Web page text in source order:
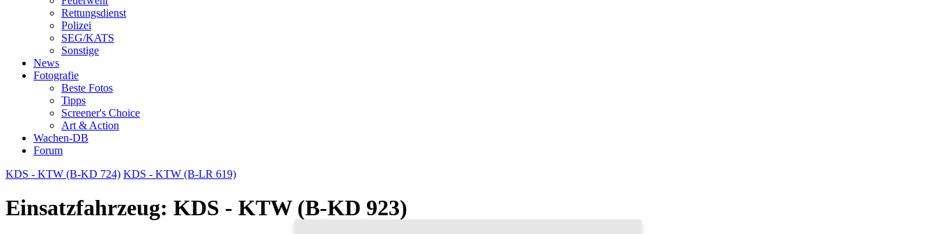
Rettungsdienst
Polizei
SEG/KATS
Sonstige
News
Fotografie
Beste Fotos
Tipps
Screener's Choice
Art & Action
Wachen-DB
Forum
KDS - KTW (B-KD 724) KDS - KTW (B-LR 619)
Einsatzfahrzeug: KDS - KTW (B-KD 923)